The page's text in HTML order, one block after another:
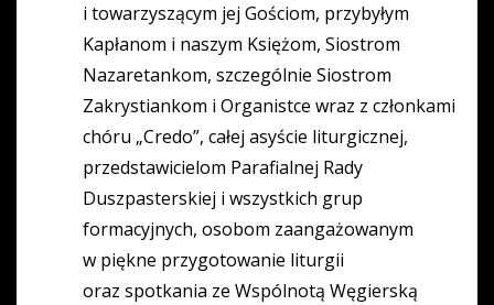
i towarzyszącym jej Gościom, przybyłym
Kapłanom i naszym Księżom, Siostrom
Nazaretankom, szczególnie Siostrom
Zakrystiankom i Organistce wraz z członkami
chóru „Credo”, całej asyście liturgicznej,
przedstawicielom Parafialnej Rady
Duszpasterskiej i wszystkich grup
formacyjnych, osobom zaangażowanym
w piękne przygotowanie liturgii
oraz spotkania ze Wspólnotą Węgierską